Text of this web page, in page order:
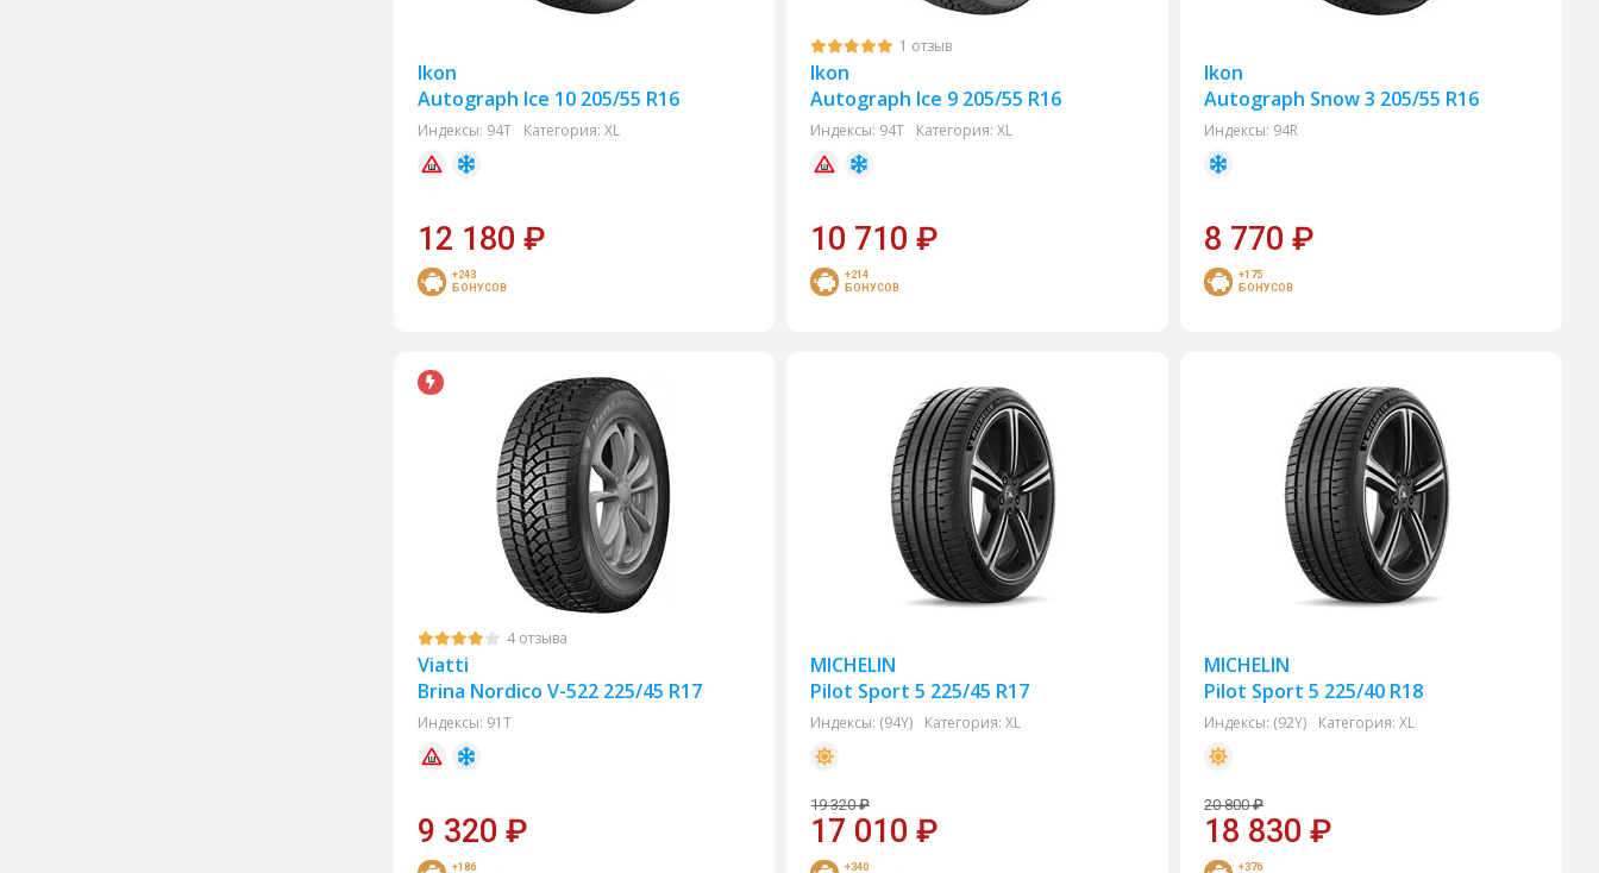
Ikon
Autograph Ice 10 205/55 R16
Индексы: 94T Категория: XL
12 180 ₽
+243
БОНУСОВ
1 отзыв
Ikon
Autograph Ice 9 205/55 R16
Индексы: 94T Категория: XL
10 710₽
+214
БОНУСОВ
Ikon
Autograph Snow 3 205/55 R16
Индексы: 94R
8 770₽
+175
БОНУСОВ
4 отзыва
Viatti
Brina Nordico V-522 225/45 R17
Индексы: 91T
9 320 ₽
+186
MICHELIN
Pilot Sport 5 225/45 R17
Индексы: (94Y) Категория: XL
19 320 ₽
17 010₽
+340
MICHELIN
Pilot Sport 5 225/40 R18
Индексы: (92Y) Категория: XL
20 800 ₽
18 830₽
+376